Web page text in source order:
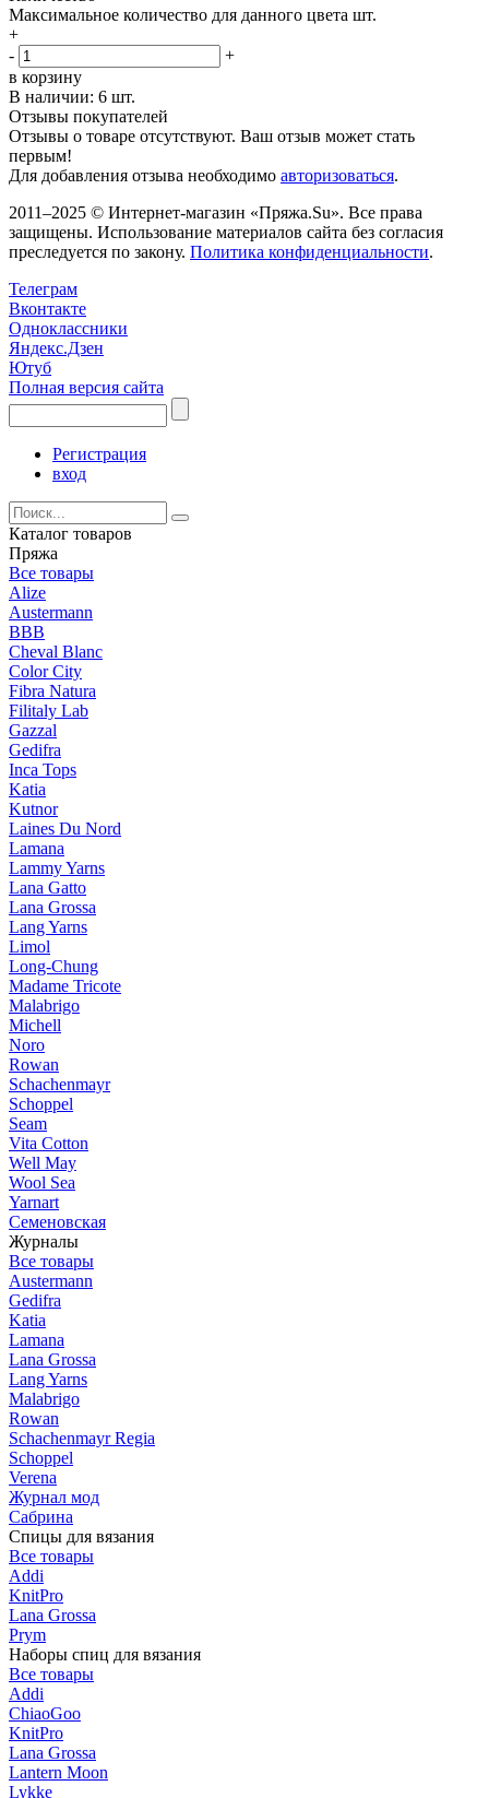
Максимальное количество для данного цвета шт.
+
-
+
в корзину
В наличии: 6 шт.
Отзывы покупателей
Отзывы о товаре отсутствуют. Ваш отзыв может стать
первым!
Для добавления отзыва необходимо авторизоваться.
2011–2025 © Интернет-магазин «Пряжа.Su». Все права
защищены. Использование материалов сайта без согласия
преследуется по закону. Политика конфиденциальности.
Телеграм
Вконтакте
Одноклассники
Яндекс.Дзен
Ютуб
Полная версия сайта
Регистрация
вход
Каталог товаров
Пряжа
Все товары
Alize
Austermann
BBB
Cheval Blanc
Color City
Fibra Natura
Filitaly Lab
Gazzal
Gedifra
Inca Tops
Katia
Kutnor
Laines Du Nord
Lamana
Lammy Yarns
Lana Gatto
Lana Grossa
Lang Yarns
Limol
Long-Chung
Madame Tricote
Malabrigo
Michell
Noro
Rowan
Schachenmayr
Schoppel
Seam
Vita Cotton
Well May
Wool Sea
Yarnart
Семеновская
Журналы
Все товары
Austermann
Gedifra
Katia
Lamana
Lana Grossa
Lang Yarns
Malabrigo
Rowan
Schachenmayr Regia
Schoppel
Verena
Журнал мод
Сабрина
Спицы для вязания
Все товары
Addi
KnitPro
Lana Grossa
Prym
Наборы спиц для вязания
Все товары
Addi
ChiaoGoo
KnitPro
Lana Grossa
Lantern Moon
Lykke